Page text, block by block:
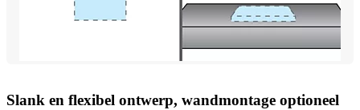
Slank en flexibel ontwerp, wandmontage optioneel